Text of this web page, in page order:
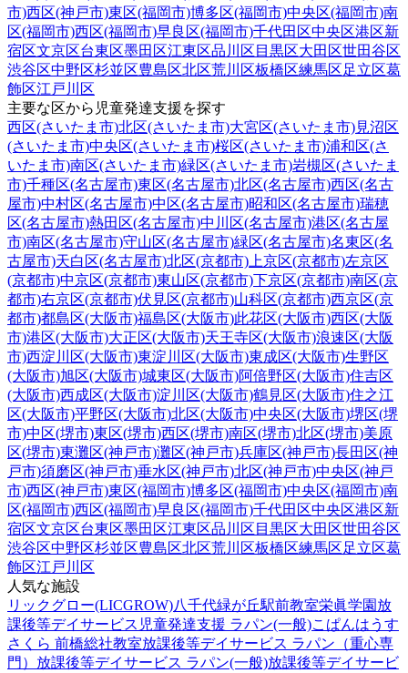
市)西区(神戸市)東区(福岡市)博多区(福岡市)中央区(福岡市)南
区(福岡市)西区(福岡市)早良区(福岡市)千代田区中央区港区新
宿区文京区台東区墨田区江東区品川区 目黒区大田区世田谷区
渋谷区中野区杉並区豊島区北区荒川区板橋区練馬区足立区葛
飾区江戸川区
主要な区から児童発達支援を探す
西区(さいたま市)北区(さいたま市)大宮区(さいたま市)見沼区
(さいたま市)中央区(さいたま市)桜区(さいたま市)浦和区(さ
いたま市)南区(さいたま市)緑区(さいたま市)岩槻区(さいたま
市)千種区(名古屋市)東区(名古屋市)北区(名古屋市)西区(名古
屋市)中村区(名古屋市)中区(名古屋市)昭和区(名古屋市)瑞穂
区(名古屋市)熱田区(名古屋市)中川区(名古屋市)港区(名古屋
市)南区(名古屋市)守山区(名古屋市)緑区(名古屋市)名東区(名
古屋市)天白区(名古屋市)北区(京都市) 上京区(京都市)左京区
(京都市)中京区(京都市)東山区(京都市)下京区(京都市)南区(京
都市)右京区(京都市)伏見区(京都市)山科区(京都市)西京区(京
都市)都島区(大阪市)福島区(大阪市)此花区(大阪市)西区(大阪
市)港区(大阪市)大正区(大阪市)天王寺区(大阪市)浪速区(大阪
市)西淀川区(大阪市)東淀川区(大阪市)東成区(大阪市)生野区
(大阪市)旭区(大阪市)城東区(大阪市)阿倍野区(大阪市)住吉区
(大阪市)西成区(大阪市)淀川区(大阪市)鶴見区(大阪市)住之江
区(大阪市)平野区(大阪市)北区(大阪市)中央区(大阪市)堺区(堺
市)中区(堺市)東区(堺市)西区(堺市)南区(堺市)北区(堺市)美原
区(堺市)東灘区(神戸市)灘区(神戸市)兵庫区(神戸市)長田区(神
戸市)須磨区(神戸市)垂水区(神戸市)北区(神戸市)中央区(神戸
市)西区(神戸市)東区(福岡市)博多区(福岡市)中央区(福岡市)南
区(福岡市)西区(福岡市)早良区(福岡市)千代田区中央区港区新
宿区文京区台東区墨田区江東区品川区 目黒区大田区世田谷区
渋谷区中野区杉並区豊島区北区荒川区板橋区練馬区足立区葛
飾区江戸川区
人気な施設
リックグロー(LICGROW)八千代緑が丘駅前教室栄眞学園放
課後等デイサービス 児童発達支援 ラパン(一般)こぱんはうす
さくら 前橋総社教室放課後等デイサービス ラパン（重心専
門） 放課後等デイサービス ラパン(一般)放課後等デイサービ